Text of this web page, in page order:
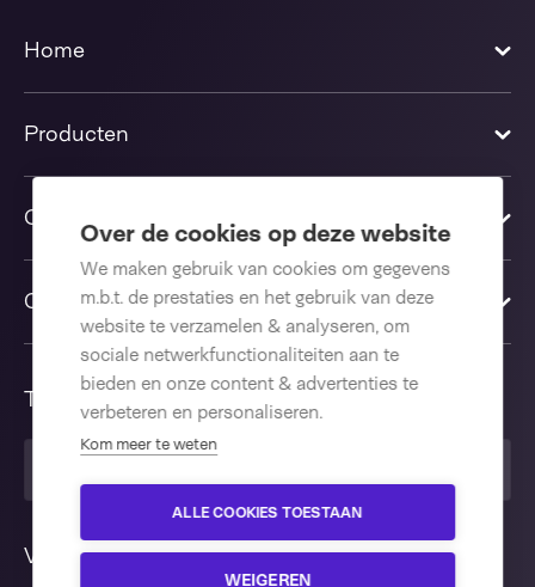
Over de cookies op deze website
We maken gebruik van cookies om gegevens
m.b.t. de prestaties en het gebruik van deze
website te verzamelen & analyseren, om
sociale netwerkfunctionaliteiten aan te
bieden en onze content & advertenties te
verbeteren en personaliseren.
Kom meer te weten
ALLE COOKIES TOESTAAN
WEIGEREN
Home
Producten
Oplossingen
Contact us
Taal
Volg ons